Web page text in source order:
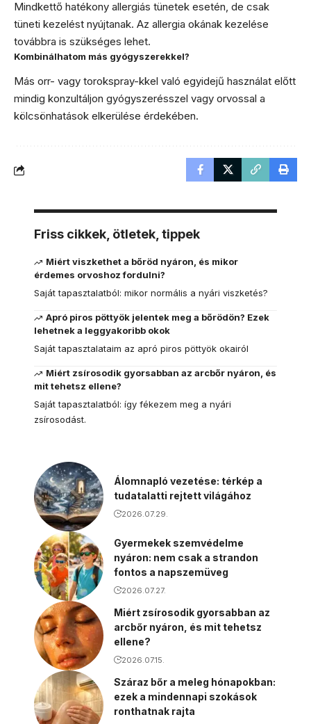
Mindkettő hatékony allergiás tünetek esetén, de csak
tüneti kezelést nyújtanak. Az allergia okának kezelése
továbbra is szükséges lehet.
Kombinálhatom más gyógyszerekkel?
Más orr- vagy torokspray-kkel való egyidejű használat előtt
mindig konzultáljon gyógyszerésszel vagy orvossal a
kölcsönhatások elkerülése érdekében.
Friss cikkek, ötletek, tippek
Miért viszkethet a bőröd nyáron, és mikor
érdemes orvoshoz fordulni?
Saját tapasztalatból: mikor normális a nyári viszketés?
Apró piros pöttyök jelentek meg a bőrödön? Ezek
lehetnek a leggyakoribb okok
Saját tapasztalataim az apró piros pöttyök okairól
Miért zsírosodik gyorsabban az arcbőr nyáron, és
mit tehetsz ellene?
Saját tapasztalatból: így fékezem meg a nyári
zsírosodást.
Álomnapló vezetése: térkép a
tudatalatti rejtett világához
2026.07.29.
Gyermekek szemvédelme
nyáron: nem csak a strandon
fontos a napszemüveg
2026.07.27.
Miért zsírosodik gyorsabban az
arcbőr nyáron, és mit tehetsz
ellene?
2026.07.15.
Száraz bőr a meleg hónapokban:
ezek a mindennapi szokások
ronthatnak rajta